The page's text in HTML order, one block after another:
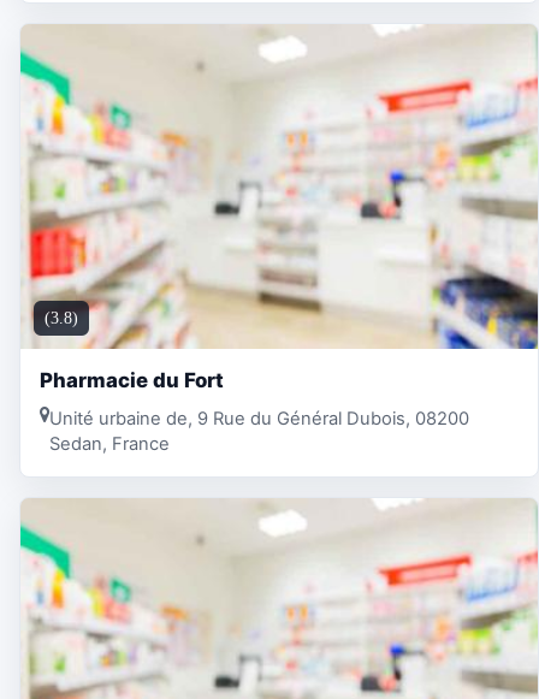
(3.8)
Pharmacie du Fort
Unité urbaine de, 9 Rue du Général Dubois, 08200
Sedan, France